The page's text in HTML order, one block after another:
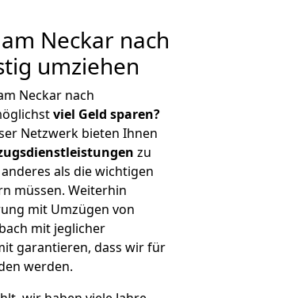
Neckar nach
umziehen
Neckar nach
viel Geld sparen?
Netzwerk bieten Ihnen
zu
als die wichtigen
müssen. Weiterhin
mit Umzügen von
mit jeglicher
garantieren, dass wir für
werden.